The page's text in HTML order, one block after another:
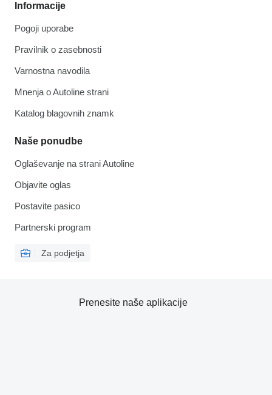
Informacije
Pogoji uporabe
Pravilnik o zasebnosti
Varnostna navodila
Mnenja o Autoline strani
Katalog blagovnih znamk
Naše ponudbe
Oglaševanje na strani Autoline
Objavite oglas
Postavite pasico
Partnerski program
Za podjetja
Prenesite naše aplikacije